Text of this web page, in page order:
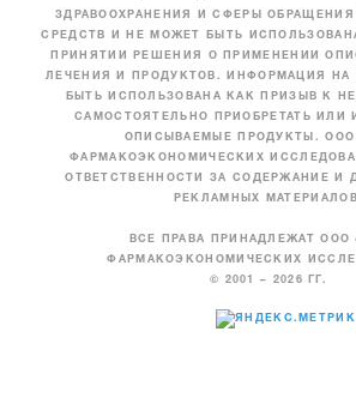
ЗДРАВООХРАНЕНИЯ И СФЕРЫ
СРЕДСТВ И НЕ МОЖЕТ БЫТЬ
ПРИНЯТИИ РЕШЕНИЯ О ПРИМЕНЕНИИ
ЛЕЧЕНИЯ И ПРОДУКТОВ. ИНФОРМАЦИЯ НА
БЫТЬ ИСПОЛЬЗОВАНА КАК ПРИЗЫВ К
САМОСТОЯТЕЛЬНО ПРИОБРЕТАТЬ ИЛИ
ОПИСЫВАЕМЫЕ ПРОДУКТЫ. ООО
ФАРМАКОЭКОНОМИЧЕСКИХ
ОТВЕТСТВЕННОСТИ ЗА СОДЕРЖАНИЕ И
РЕКЛАМНЫХ
ВСЕ ПРАВА ПРИНАДЛЕЖАТ ООО
ФАРМАКОЭКОНОМИЧЕСКИХ
© 2001 – 2026 ГГ.